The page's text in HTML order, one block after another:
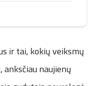
ir tai, kokių veiksmų
naujienų